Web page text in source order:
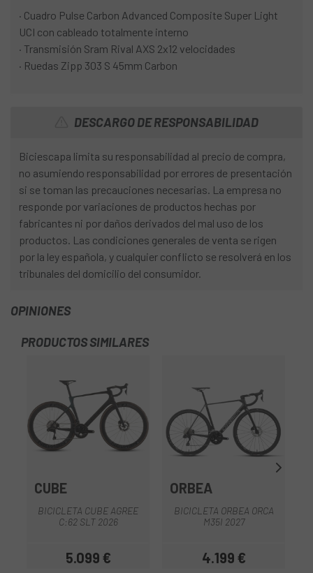
· Cuadro Pulse Carbon Advanced Composite Super Light
UCI con cableado totalmente interno
· Transmisión Sram Rival AXS 2x12 velocidades
· Ruedas Zipp 303 S 45mm Carbon
DESCARGO DE RESPONSABILIDAD
Biciescapa limita su responsabilidad al precio de compra,
no asumiendo responsabilidad por errores de presentación
si se toman las precauciones necesarias. La empresa no
responde por variaciones de productos hechas por
fabricantes ni por daños derivados del mal uso de los
productos. Las condiciones generales de venta se rigen
por la ley española, y cualquier conflicto se resolverá en los
tribunales del domicilio del consumidor.
OPINIONES
PRODUCTOS SIMILARES
CUBE
BICICLETA CUBE AGREE
C:62 SLT 2026
Precio
5.099 €
ORBEA
BICICLETA ORBEA ORCA
M35I 2027
Precio
4.199 €